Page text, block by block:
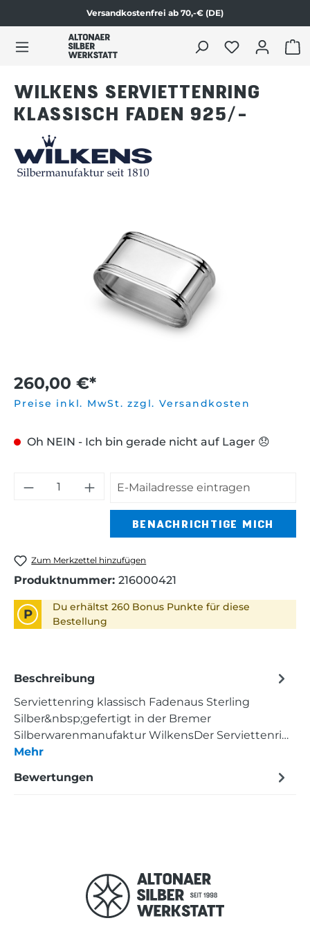
Zum Produktinhalt springen
Versandkostenfrei ab 70,-€ (DE)
WILKENS SERVIETTENRING
KLASSISCH FADEN 925/-
260,00 €*
Preise inkl. MwSt. zzgl. Versandkosten
Oh NEIN - Ich bin gerade nicht auf Lager 😞
BENACHRICHTIGE MICH
Zum Merkzettel hinzufügen
Produktnummer: 216000421
P
Du erhältst 260 Bonus Punkte für diese
Bestellung
Beschreibung
Serviettenring klassisch Fadenaus Sterling
Silber&nbsp;gefertigt in der Bremer
Silberwarenmanufaktur WilkensDer Serviettenri…
Mehr
Bewertungen